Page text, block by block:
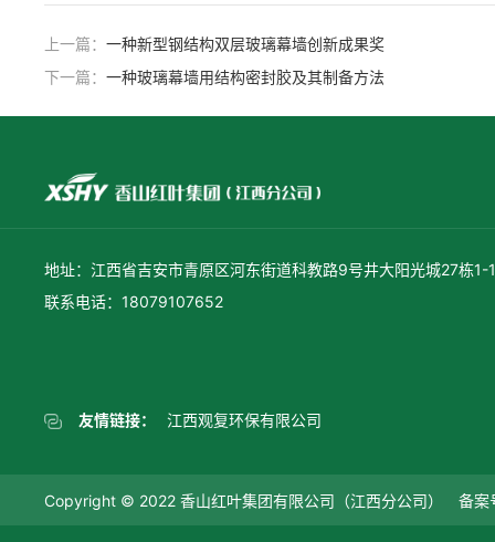
上一篇： 一种新型钢结构双层玻璃幕墙创新成果奖
下一篇： 一种玻璃幕墙用结构密封胶及其制备方法
地址：江西省吉安市青原区河东街道科教路9号井大阳光城27栋1-
联系电话：18079107652
友情链接： 江西观复环保有限公司
Copyright © 2022 香山红叶集团有限公司（江西分公司） 备案